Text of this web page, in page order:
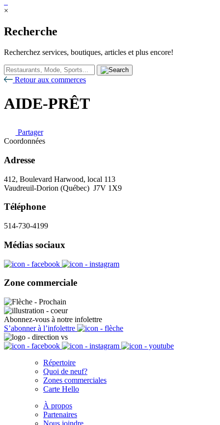
×
Recherche
Recherchez services, boutiques, articles et plus encore!
Retour aux commerces
AIDE-PRÊT
Partager
Coordonnées
Adresse
412, Boulevard Harwood, local 113
Vaudreuil-Dorion (Québec) J7V 1X9
Téléphone
514-730-4199
Médias sociaux
Zone commerciale
Abonnez-vous à notre infolettre
S’abonner à l’infolettre
Répertoire
Quoi de neuf?
Zones commerciales
Carte Hello
À propos
Partenaires
Nous joindre